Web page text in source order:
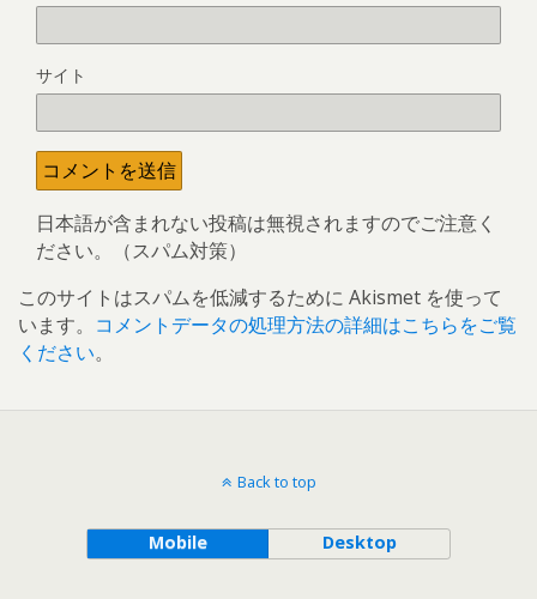
サイト
日本語が含まれない投稿は無視されますのでご注意く
ださい。（スパム対策）
このサイトはスパムを低減するために Akismet を使って
います。 コメントデータの処理方法の詳細はこちらをご覧
ください。
Back to top
Mobile Desktop